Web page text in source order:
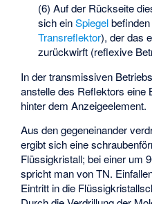
(6) Auf der Rückseite
sich einSpiegelbefinden
Transreflektor), der das
zurückwirft (reflexive
In der transmissiven
anstelle des Reflektors eine
hinter dem Anzeigeelement.
Aus den gegeneinander
ergibt sich eine
Flüssigkristall; bei einer um
spricht man von TN.
Eintritt in die